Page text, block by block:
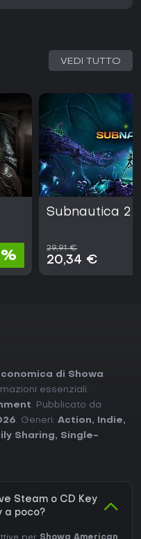
VEDI TUTTO
Subnautica 2
29,91 €
20,34 €
di Showa
essenziali.
. Pubblicato da
. Generi: Action, Indie,
Sharing, Single-
Steam o CD Key
a poco?